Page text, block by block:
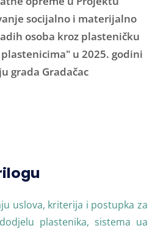
socijalno i materijalno
osoba kroz plasteničku
u 2025. godini
grada Gradačac
uslova, kriterija i postupka za
plastenika, sistema ua